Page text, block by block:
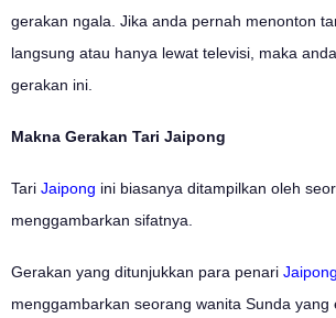
gerakan ngala. Jika anda pernah menonton
langsung atau hanya lewat televisi, maka
gerakan ini.
Makna Gerakan Tari Jaipong
Tari Jaipong ini biasanya ditampilkan oleh
menggambarkan sifatnya.
Gerakan yang ditunjukkan para penari Jaipong
menggambarkan seorang wanita Sunda yang